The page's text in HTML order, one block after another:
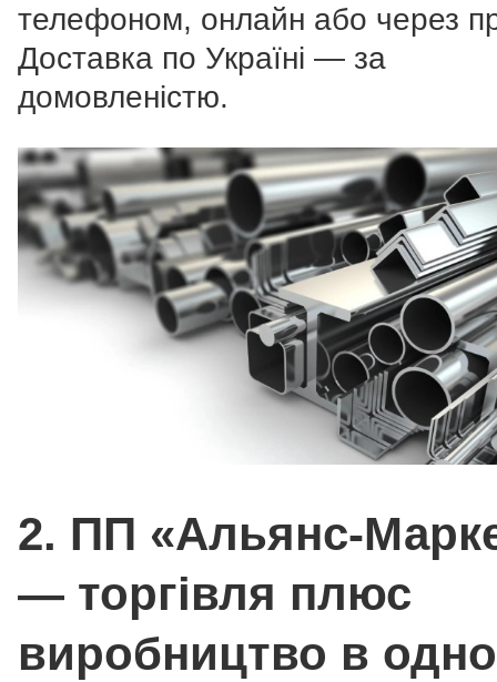
телефоном, онлайн або через
Доставка по Україні — за
домовленістю.
2. ПП «Альянс-
— торгівля плюс
виробництво в